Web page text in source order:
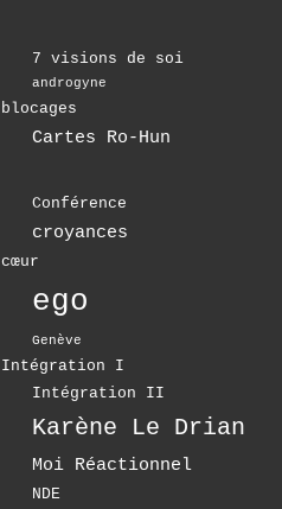
7 visions de soi
androgyne
blocages
Cartes Ro-Hun
Conférence
croyances
cœur
ego
Genève
Intégration I
Intégration II
Karène Le Drian
Moi Réactionnel
NDE